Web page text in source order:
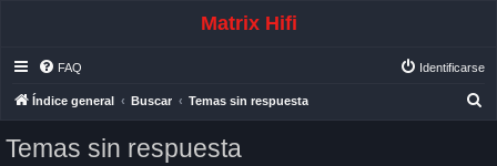
Matrix Hifi
FAQ Identificarse
Índice general Buscar Temas sin respuesta
Temas sin respuesta